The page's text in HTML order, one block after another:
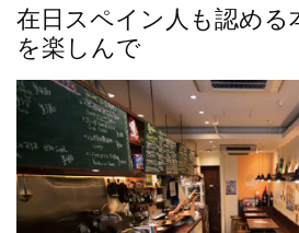
在日スペイン人も認める
を楽しんで